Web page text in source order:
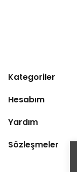
Kategoriler
Hesabım
Yardım
Sözleşmeler